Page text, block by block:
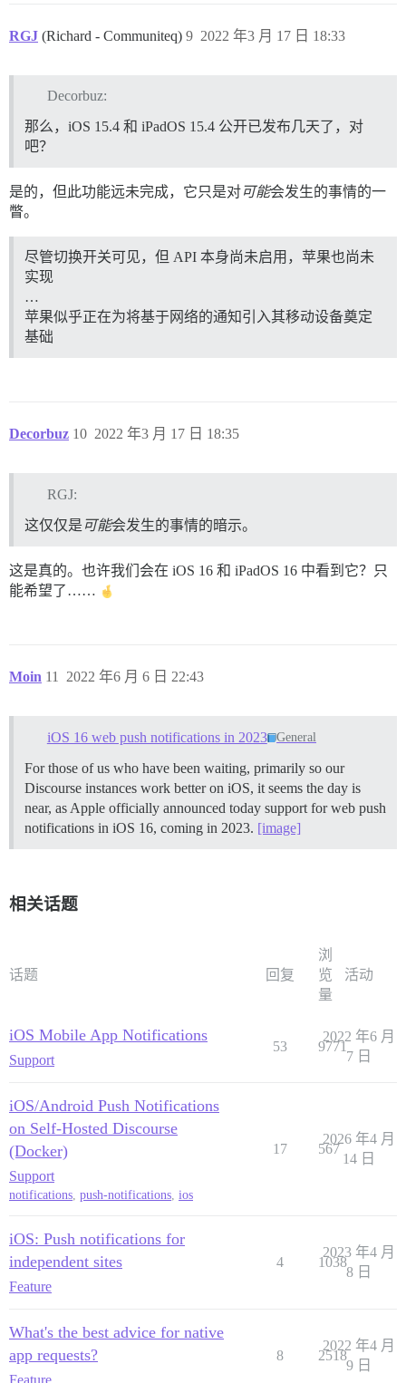
RGJ (Richard - Communiteq) 2022 年3 月 17 日 18:33
9
Decorbuz:
那么，iOS 15.4 和 iPadOS 15.4 公开已发布几天了，对
吧？
是的，但此功能远未完成，它只是对可能会发生的事情的一
瞥。
尽管切换开关可见，但 API 本身尚未启用，苹果也尚未
实现
…
苹果似乎正在为将基于网络的通知引入其移动设备奠定
基础
Decorbuz 2022 年3 月 17 日 18:35
10
RGJ:
这仅仅是 可能会发生的事情的暗示。
这是真的。也许我们会在 iOS 16 和 iPadOS 16 中看到它？只
能希望了……
Moin 2022 年6 月 6 日 22:43
11
iOS 16 web push notifications in 2023 General
For those of us who have been waiting, primarily so our
Discourse instances work better on iOS, it seems the day is
near, as Apple officially announced today support for web push
notifications in iOS 16, coming in 2023. [image]
相关话题
话题 回复
浏
览
量
活动
iOS Mobile App Notifications
Support
53 9771
2022 年6 月
7 日
iOS/Android Push Notifications
on Self-Hosted Discourse
(Docker)
Support
notifications push-notifications ios
17 567
2026 年4 月
14 日
iOS: Push notifications for
independent sites
Feature
4 1038
2023 年4 月
8 日
What's the best advice for native
app requests?
Feature
8 2518
2022 年4 月
9 日